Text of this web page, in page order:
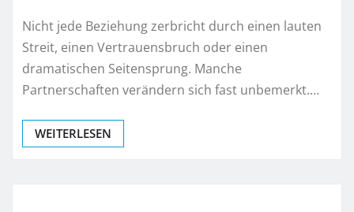
Nicht jede Beziehung zerbricht durch einen lauten
Streit, einen Vertrauensbruch oder einen
dramatischen Seitensprung. Manche
Partnerschaften verändern sich fast unbemerkt.…
WEITERLESEN